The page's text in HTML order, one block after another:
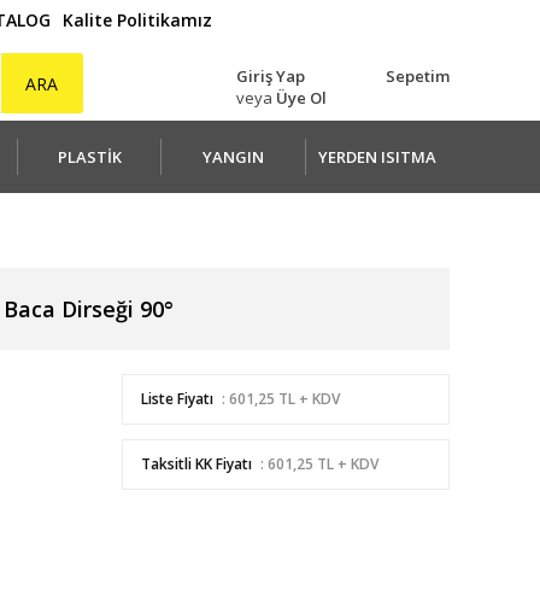
Kalite Politikamız
ARA
Giriş Yap
veya Üye Ol
Sepetim
PLASTİK YANGIN YERDEN ISITMA
Dirseği 90°
Liste Fiyatı : 601,25 TL + KDV
Taksitli KK Fiyatı : 601,25 TL + KDV